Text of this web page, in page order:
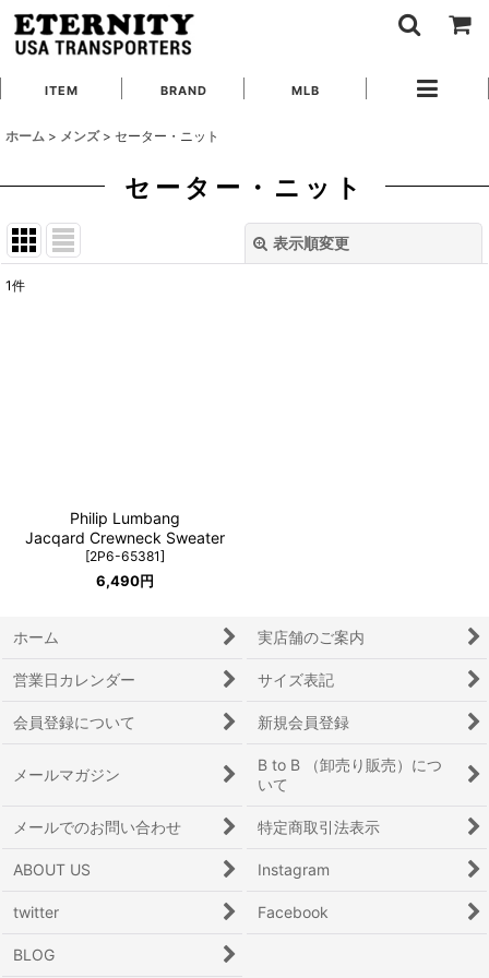
ITEM BRAND MLB
ホーム > メンズ > セーター・ニット
セーター・ニット
表示順変更
1件
Philip Lumbang
Jacqard Crewneck Sweater
[2P6-65381]
6,490円
ホーム 実店舗のご案内
営業日カレンダー サイズ表記
会員登録について 新規会員登録
メールマガジン
B to B （卸売り販売）につ
いて
メールでのお問い合わせ 特定商取引法表示
ABOUT US Instagram
twitter Facebook
BLOG